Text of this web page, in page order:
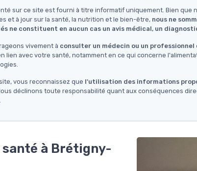
sur ce site est fourni à titre informatif uniquement. Bien que
et à jour sur la santé, la nutrition et le bien-être, nous ne
ne constituent en aucun cas un avis médical, un
vivement à consulter un médecin ou un
lien avec votre santé, notamment en ce qui concerne
vous reconnaissez que l'utilisation des informations
déclinons toute responsabilité quant aux conséquences
santé à Brétigny-